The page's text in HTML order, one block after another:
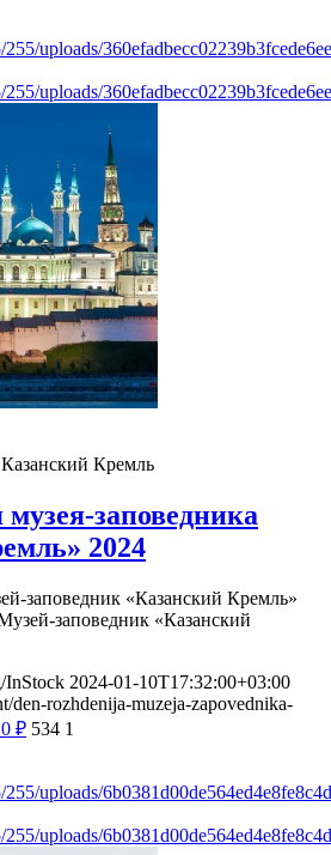
uploads/
uploads/
Казанский Кремль
заповедника
2024
заповедник «Казанский Кремль»
заповедник «Казанский
InStock 2024-01-10T17:32:00+03:00
den-rozhdenija-muzeja-zapovednika-
₽ 534 1
uploads/
uploads/